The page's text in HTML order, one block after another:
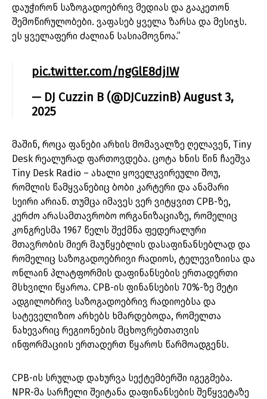
დაუჭირონ საზოგადოებრივ მედიას და გააკეთონ
შემოწირულობები. ვაფასებ ყველა ზარსა და მესიჯს.
ეს ყველაფერი ძალიან სასიამოვნოა.”
pic.twitter.com/ngGlE8djIW
— DJ Cuzzin B (@DJCuzzinB) August 3,
2025
მაშინ, როცა ფანები არხის მომავალზე ღელავენ, Tiny
Desk რეალურად ფართოვდება. ცოტა ხნის წინ ჩაეშვა
Tiny Desk Radio – ახალი ყოველკვირეული შოუ,
რომლის წამყვანებიც ბობი კარტერი და ანამარი
სეირი არიან. თუმცა იმავეს ვერ ვიტყვით CPB-ზე,
კერძო არასამთავრობო ორგანიზაციაზე, რომელიც
კონგრესმა 1967 წელს შექმნა ფედერალური
მთავრობის მიერ მაუწყებლის დასაფინანსებლად და
რომელიც საზოგადოებრივი რადიოს, ტელევიზიისა და
ონლაინ პლატფორმის დაფინანსების ერთადერთი
მსხვილი წყაროა. CPB-ის ფინანსების 70%-ზე მეტი
ადგილობრივ საზოგადოებრივ რადიოებსა და
სატეველიზიო არხებს ხმარდებოდა, რომელთა
ნახევარიც რეგიონების მცხოვრებთათვის
ინფორმაციის ერთადერთ წყაროს წარმოადგენს.
CPB-ის სრულად დახურვა სექტემბერში იგეგმება.
NPR-მა სარჩელი შეიტანა დაფინანსების შეწყვეტაზე